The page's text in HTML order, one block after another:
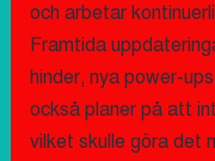
och arbetar
Framtida
hinder, nya power-
också planer på att
vilket skulle göra det